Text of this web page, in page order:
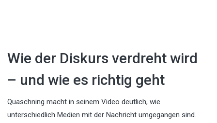
Wie der Diskurs verdreht wird
– und wie es richtig geht
Quaschning macht in seinem Video deutlich, wie
unterschiedlich Medien mit der Nachricht umgegangen sind.